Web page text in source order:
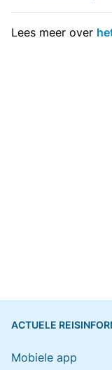
Lees meer over
ACTUELE
Mobiele app